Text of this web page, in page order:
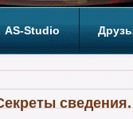
AS-Studio
сведения.